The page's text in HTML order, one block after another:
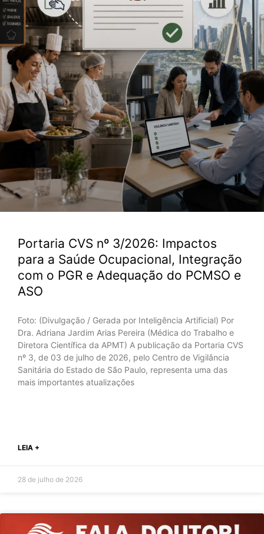
Portaria CVS nº 3/2026: Impactos
para a Saúde Ocupacional, Integração
com o PGR e Adequação do PCMSO e
ASO
Foto: (Divulgação / Gerada por Inteligência Artificial) Por
Dra. Adriana Jardim Arias Pereira (Médica do Trabalho e
Diretora Científica da APMT) A publicação da Portaria CVS
nº 3, de 03 de julho de 2026, pelo Centro de Vigilância
Sanitária do Estado de São Paulo, representa uma das
mais importantes atualizações
LEIA +
28 de julho de 2026